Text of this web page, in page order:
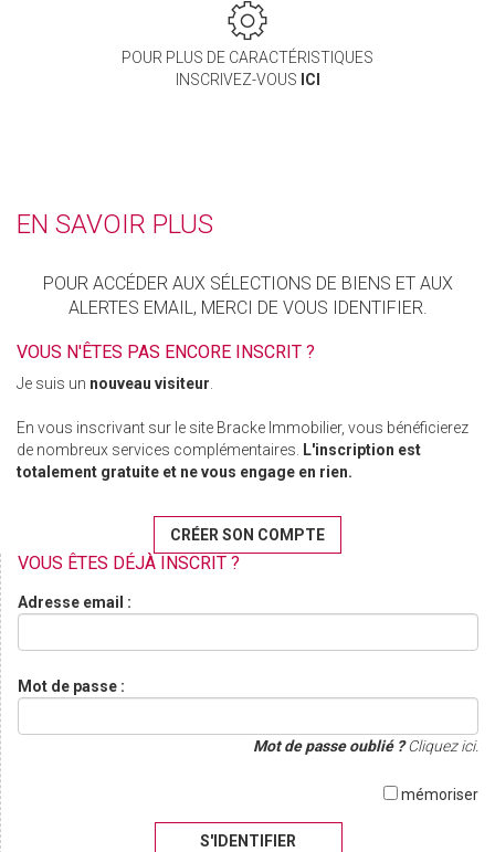
POUR PLUS DE CARACTÉRISTIQUES
INSCRIVEZ-VOUS ICI
EN SAVOIR PLUS
POUR ACCÉDER AUX SÉLECTIONS DE BIENS ET AUX
ALERTES EMAIL, MERCI DE VOUS IDENTIFIER.
VOUS N'ÊTES PAS ENCORE INSCRIT ?
Je suis un nouveau visiteur.
En vous inscrivant sur le site Bracke Immobilier, vous bénéficierez
de nombreux services complémentaires. L'inscription est
totalement gratuite et ne vous engage en rien.
CRÉER SON COMPTE
VOUS ÊTES DÉJÀ INSCRIT ?
Adresse email :
Mot de passe :
Mot de passe oublié ?Cliquez ici.
mémoriser
S'IDENTIFIER